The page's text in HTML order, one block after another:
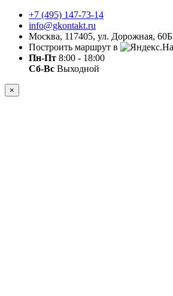
+7 (495) 147-73-14
info@gkontakt.ru
Москва, 117405, ул. Дорожная, 60Б
Построить маршрут в
Пн-Пт 8:00 - 18:00
Сб-Вс Выходной
×